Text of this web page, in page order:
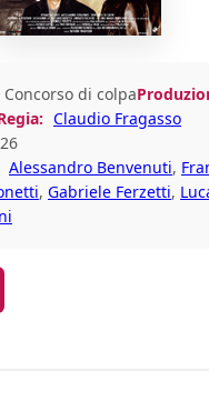
Concorso di colpa
Claudio Fragasso
Alessandro Benvenuti,
, Gabriele Ferzetti,